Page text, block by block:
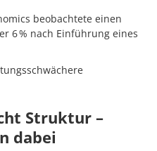
beobachtete einen
6 % nach Einführung eines
Struktur –
dabei